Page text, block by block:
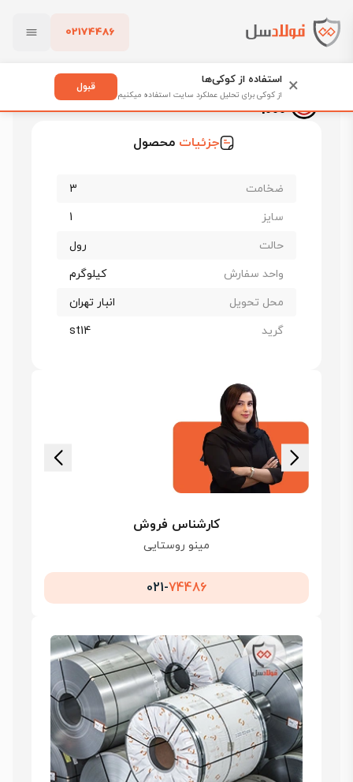
02174486
پاک کردن
فولادسل
ورق روغنی فولاد مبارکه st14 ضخامت 3 عرض
1000
جزئیات محصول
ضخامت
3
سایز
1
حالت
رول
واحد سفارش
کیلوگرم
محل تحویل
انبار تهران
گرید
st14
کارشناس فروش
مینو روستایی
021-74486
× استفاده از کوکی‌ها
از کوکی برای تحلیل عملکرد سایت استفاده میکنیم
قبول